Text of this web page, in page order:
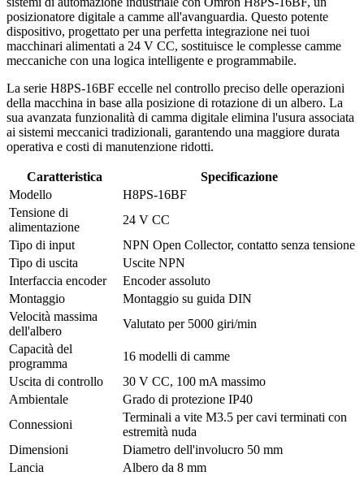
posizionatore digitale a camme all'avanguardia. Questo potente
dispositivo, progettato per una perfetta integrazione nei tuoi
macchinari alimentati a 24 V CC, sostituisce le complesse camme
meccaniche con una logica intelligente e programmabile.
La serie H8PS-16BF eccelle nel controllo preciso delle operazioni
della macchina in base alla posizione di rotazione di un albero. La
sua avanzata funzionalità di camma digitale elimina l'usura associata
ai sistemi meccanici tradizionali, garantendo una maggiore durata
operativa e costi di manutenzione ridotti.
Caratteristica
Specificazione
Modello
H8PS-16BF
Tensione di
alimentazione
24 V CC
Tipo di input
NPN Open Collector, contatto senza tensione
Tipo di uscita
Uscite NPN
Interfaccia encoder
Encoder assoluto
Montaggio
Montaggio su guida DIN
Velocità massima
dell'albero
Valutato per 5000 giri/min
Capacità del
programma
16 modelli di camme
Uscita di controllo
30 V CC, 100 mA massimo
Ambientale
Grado di protezione IP40
Connessioni
Terminali a vite M3.5 per cavi terminati con
estremità nuda
Dimensioni
Diametro dell'involucro 50 mm
Lancia
Albero da 8 mm